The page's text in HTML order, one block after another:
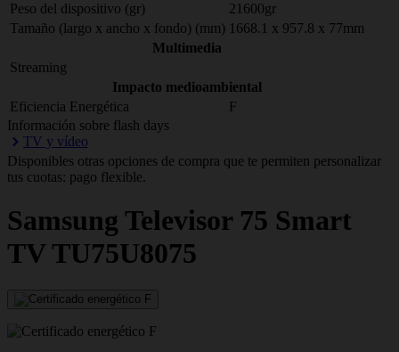
Peso del dispositivo (gr)
21600gr
Tamaño (largo x ancho x fondo) (mm) 1668.1 x 957.8 x 77mm
Multimedia
Streaming
Impacto medioambiental
Eficiencia Energética
F
Información sobre flash days
TV y vídeo
Disponibles otras opciones de compra que te permiten personalizar
tus cuotas: pago flexible.
Samsung Televisor 75 Smart
TV TU75U8075